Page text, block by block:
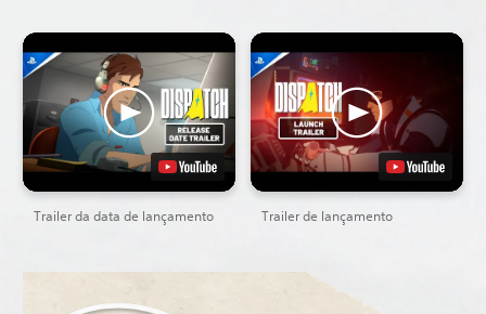
Trailer da data de lançamento Trailer de lançamento